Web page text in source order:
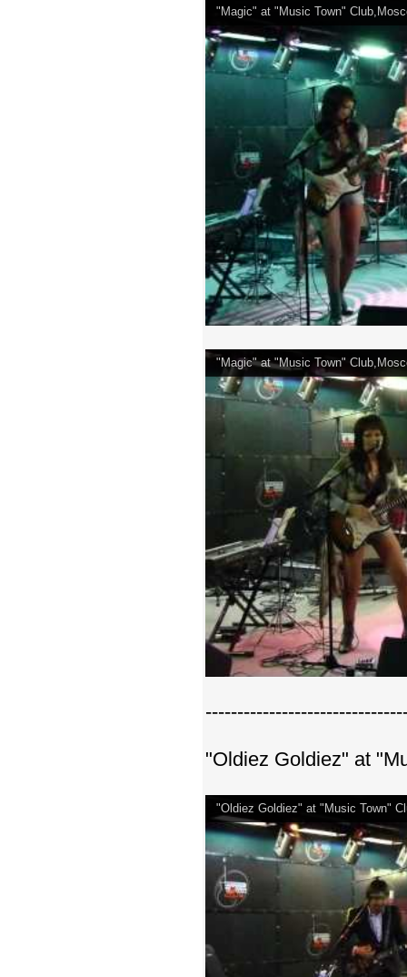
"Magic" at "Music Town"
"Magic" at "Music Town"
"Oldiez Goldiez" at
"Oldiez Goldiez" at "Music Town"